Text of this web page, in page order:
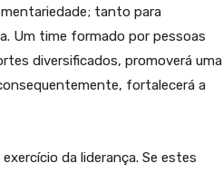
tanto para
Um time formado por pessoas
diversificados, promoverá uma
fortalecerá a
da liderança. Se estes